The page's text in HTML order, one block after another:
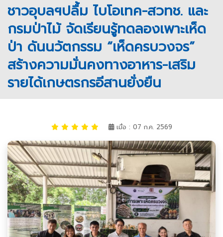
ชาวอุบลฯปลื้ม ไบโอเทค-สวทช. และ
กรมป่าไม้ จัดเรียนรู้ทดลองเพาะเห็ด
ป่า ดันนวัตกรรม “เห็ดครบวงจร”
สร้างความมั่นคงทางอาหาร-เสริม
รายได้เกษตรกรอีสานยั่งยืน
เมื่อ : 07 ก.ค. 2569